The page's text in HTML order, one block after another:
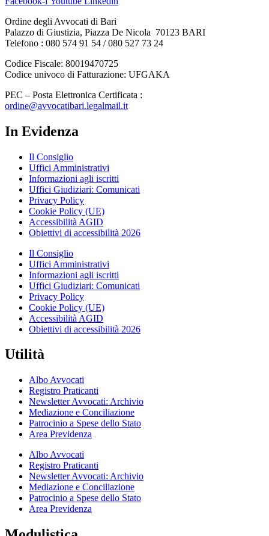
Ordine degli Avvocati di Bari
Palazzo di Giustizia, Piazza De Nicola 70123 BARI
Telefono : 080 574 91 54 / 080 527 73 24
Codice Fiscale: 80019470725
Codice univoco di Fatturazione: UFGAKA
PEC – Posta Elettronica Certificata :
ordine@avvocatibari.legalmail.it
In Evidenza
Il Consiglio
Uffici Amministrativi
Informazioni agli iscritti
Uffici Giudiziari: Comunicati
Privacy Policy
Cookie Policy (UE)
Accessibilità AGID
Obiettivi di accessibilità 2026
Il Consiglio
Uffici Amministrativi
Informazioni agli iscritti
Uffici Giudiziari: Comunicati
Privacy Policy
Cookie Policy (UE)
Accessibilità AGID
Obiettivi di accessibilità 2026
Utilità
Albo Avvocati
Registro Praticanti
Newsletter Avvocati: Archivio
Mediazione e Conciliazione
Patrocinio a Spese dello Stato
Area Previdenza
Albo Avvocati
Registro Praticanti
Newsletter Avvocati: Archivio
Mediazione e Conciliazione
Patrocinio a Spese dello Stato
Area Previdenza